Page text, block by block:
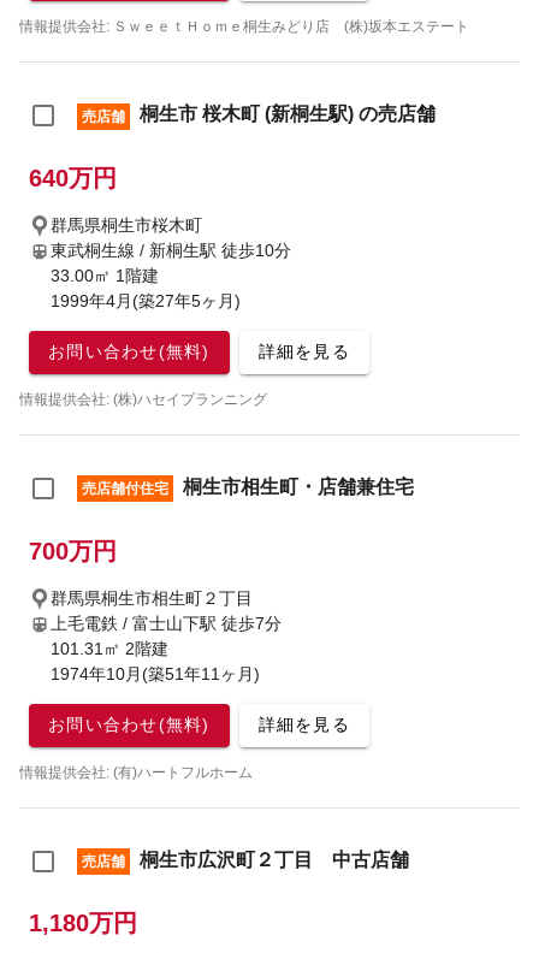
情報提供会社: ＳｗｅｅｔＨｏｍｅ桐生みどり店 (株)坂本エステート
売店舗 桐生市 桜木町 (新桐生駅) の売店舗
640万円
群馬県桐生市桜木町
東武桐生線 / 新桐生駅 徒歩10分
33.00㎡ 1階建
1999年4月(築27年5ヶ月)
お問い合わせ(無料) 詳細を見る
情報提供会社: (株)ハセイプランニング
売店舗付住宅 桐生市相生町・店舗兼住宅
700万円
群馬県桐生市相生町２丁目
上毛電鉄 / 富士山下駅 徒歩7分
101.31㎡ 2階建
1974年10月(築51年11ヶ月)
お問い合わせ(無料) 詳細を見る
情報提供会社: (有)ハートフルホーム
売店舗 桐生市広沢町２丁目 中古店舗
1,180万円